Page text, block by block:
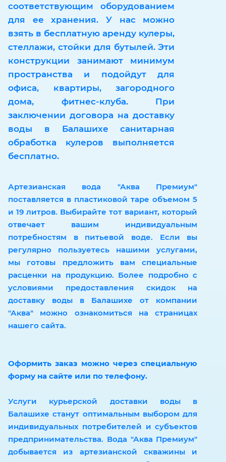
соответствующим оборудованием
для ее хранения. У нас можно
взять в бесплатную аренду кулеры,
стеллажи, стойки для бутылей. Эти
конструкции занимают минимум
пространства и подойдут для
офиса, квартиры, загородного
дома, фитнес-клуба. При
заключении договора на доставку
воды в Балашихе санитарная
обработка кулеров выполняется
бесплатно.
Артезианская вода "Аква Премиум"
поставляется в пластиковой таре объемом 5
и 19 литров. Выбирайте тот вариант, который
отвечает вашим индивидуальным
потребностям в питьевой воде. Если вы
регулярно пользуетесь нашими услугами,
мы готовы предложить вам специальные
расценки на продукцию. Более подробно с
условиями предоставления скидок на
доставку воды в Балашихе от компании
"Аква" можно ознакомиться на страницах
нашего сайта.
Оформить заказ можно через специальную
форму на сайте или по телефону.
Услуги курьерской доставки воды в
Балашихе станут оптимальным выбором для
индивидуальных потребителей и субъектов
предпринимательства. Вода "Аква Премиум"
добывается из артезианской скважины и